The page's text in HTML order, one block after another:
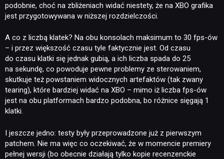
podobnie, choć na zbliżeniach widać niestety, że na XBO grafika
jest przygotowywana w niższej rozdzielczości.
A co z liczbą klatek? Na obu konsolach maksimum to 30 fps-ów
– i przez większość czasu tyle faktycznie jest. Od czasu
do czasu klatki się jednak gubią, a ich liczba spada do 25
na sekundę, co powoduje pewne problemy ze sterowaniem,
skutkuje też powstaniem widocznych artefaktów (tak zwany
tearing), które bardziej widać na XBO – mimo iż liczba fps-ów
jest na obu platformach bardzo podobna, bo różnice sięgają 1
klatki.
I jeszcze jedno: testy były przeprowadzone już z pierwszym
patchem. Nie ma więc co oczekiwać, że w momencie premiery
pełnej wersji (bo obecnie działają tylko kopie recenzenckie